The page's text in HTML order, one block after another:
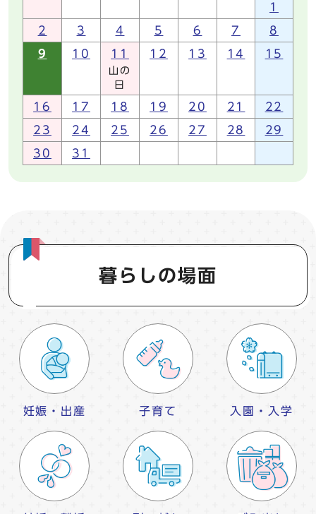
1
2 3 4 5 6 7 8
9 10 11
山の
日
12 13 14 15
16 17 18 19 20 21 22
23 24 25 26 27 28 29
30 31
暮らしの場面
妊娠・出産 子育て 入園・入学